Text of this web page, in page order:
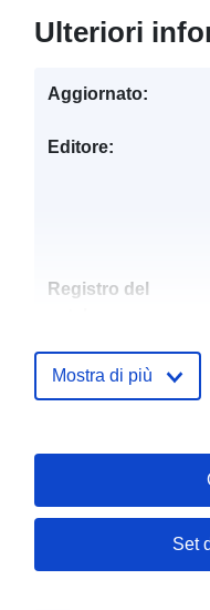
Ulteriori
Aggiornato:
Editore:
Registro del
Mostra di più
Set